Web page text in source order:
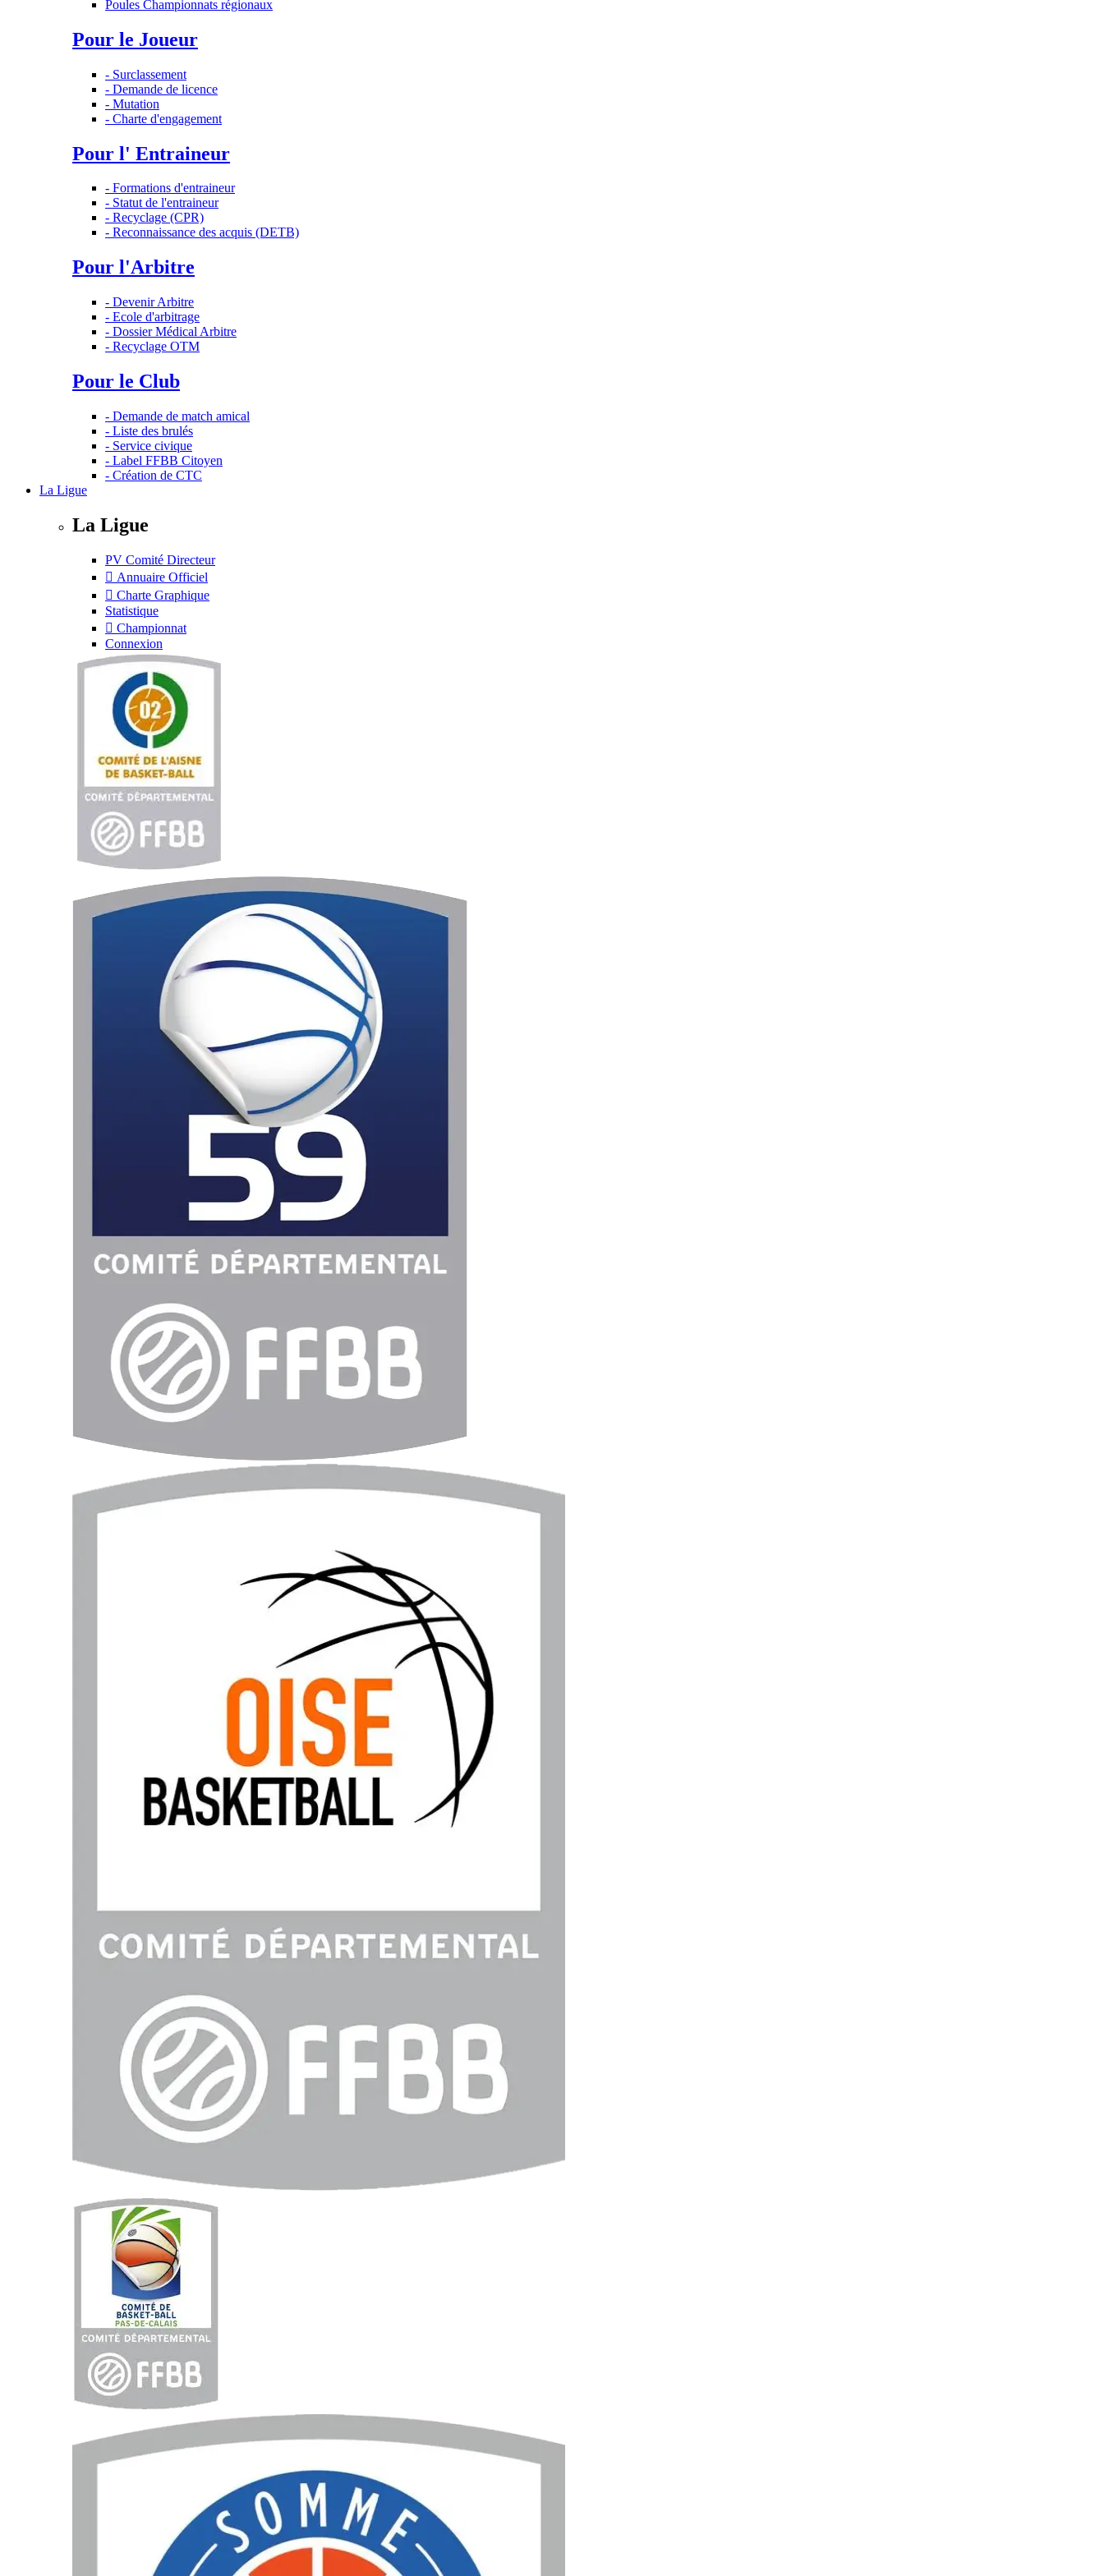
Poules Championnats régionaux
Pour le Joueur
- Surclassement
- Demande de licence
- Mutation
- Charte d'engagement
Pour l' Entraineur
- Formations d'entraineur
- Statut de l'entraineur
- Recyclage (CPR)
- Reconnaissance des acquis (DETB)
Pour l'Arbitre
- Devenir Arbitre
- Ecole d'arbitrage
- Dossier Médical Arbitre
- Recyclage OTM
Pour le Club
- Demande de match amical
- Liste des brulés
- Service civique
- Label FFBB Citoyen
- Création de CTC
La Ligue
La Ligue
PV Comité Directeur
Annuaire Officiel
Charte Graphique
Statistique
Championnat
Connexion